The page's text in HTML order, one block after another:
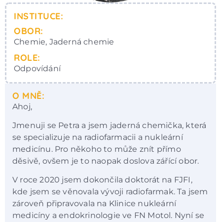
INSTITUCE:
OBOR:
Chemie, Jaderná chemie
ROLE:
Odpovídání
O MNĚ:
Ahoj,
Jmenuji se Petra a jsem jaderná chemička, která
se specializuje na radiofarmacii a nukleární
medicínu. Pro někoho to může znít přímo
děsivě, ovšem je to naopak doslova zářící obor.
V roce 2020 jsem dokončila doktorát na FJFI,
kde jsem se věnovala vývoji radiofarmak. Ta jsem
zároveň připravovala na Klinice nukleární
medicíny a endokrinologie ve FN Motol. Nyní se